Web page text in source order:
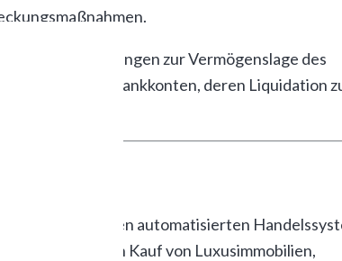
Ermittlungen zur Vermögenslage des
gefrorene Bankkonten, deren Liquidation
versprochenen automatisierten
in den Kauf von Luxusimmobilien,